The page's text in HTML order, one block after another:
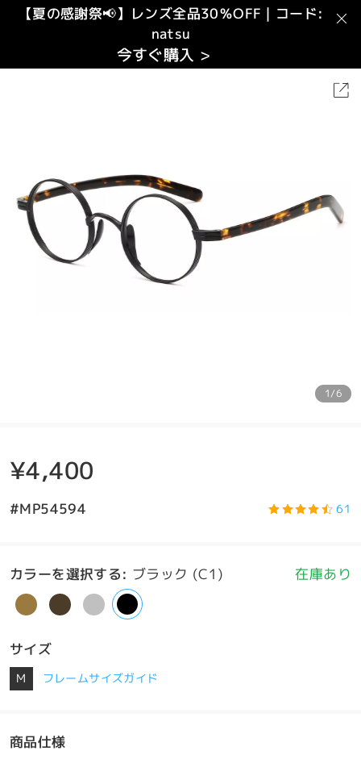
【夏の感謝祭📢】レンズ全品30％OFF｜コード:
natsu
今すぐ購入 >
1/6
¥4,400
#MP54594 61
カラーを選択する: ブラック (C1) 在庫あり
サイズ
M フレームサイズガイド
商品仕様